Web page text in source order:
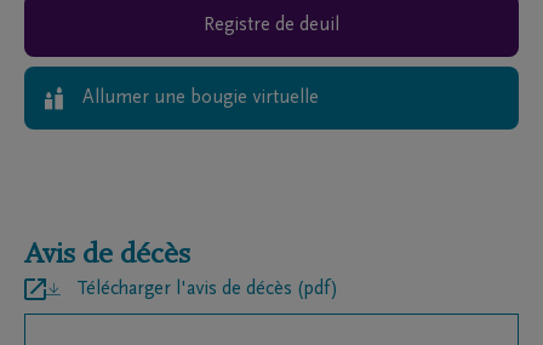
Registre de deuil
Allumer une bougie virtuelle
Avis de décès
Télécharger l'avis de décès (pdf)